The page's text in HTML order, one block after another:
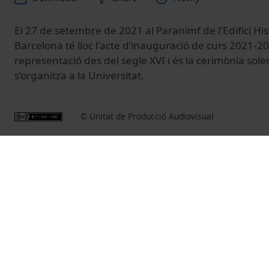
El 27 de setembre de 2021 al Paranimf de l'Edifici
Barcelona té lloc l'acte d’inauguració de curs 2021-
representació des del segle XVI i és la cerimònia
s’organitza a la Universitat.
© Unitat de Producció Audiovisual